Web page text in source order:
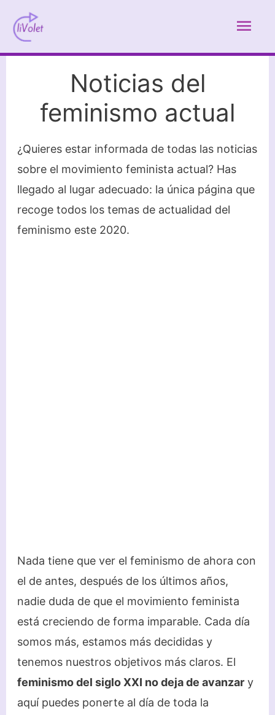
contenido
Noticias del
feminismo actual
¿Quieres estar informada de todas las noticias
sobre el movimiento feminista actual? Has
llegado al lugar adecuado: la única página que
recoge todos los temas de actualidad del
feminismo este 2020.
Nada tiene que ver el feminismo de ahora con
el de antes, después de los últimos años,
nadie duda de que el movimiento feminista
está creciendo de forma imparable. Cada día
somos más, estamos más decididas y
tenemos nuestros objetivos más claros. El
feminismo del siglo XXI no deja de avanzary
aquí puedes ponerte al día de toda la